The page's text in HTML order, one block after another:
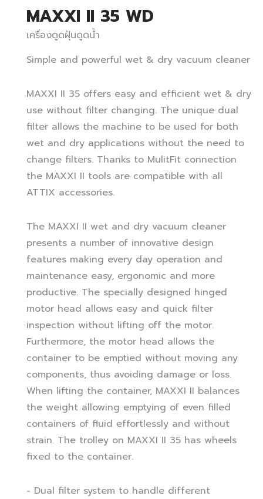
MAXXI II 35 WD
เครื่องดูดฝุ่นดูดน้ำ
Simple and powerful wet & dry vacuum cleaner
MAXXI II 35 offers easy and efficient wet & dry
use without filter changing. The unique dual
filter allows the machine to be used for both
wet and dry applications without the need to
change filters. Thanks to MulitFit connection
the MAXXI II tools are compatible with all
ATTIX accessories.
The MAXXI II wet and dry vacuum cleaner
presents a number of innovative design
features making every day operation and
maintenance easy, ergonomic and more
productive. The specially designed hinged
motor head allows easy and quick filter
inspection without lifting off the motor.
Furthermore, the motor head allows the
container to be emptied without moving any
components, thus avoiding damage or loss.
When lifting the container, MAXXI II balances
the weight allowing emptying of even filled
containers of fluid effortlessly and without
strain. The trolley on MAXXI II 35 has wheels
fixed to the container.
- Dual filter system to handle different